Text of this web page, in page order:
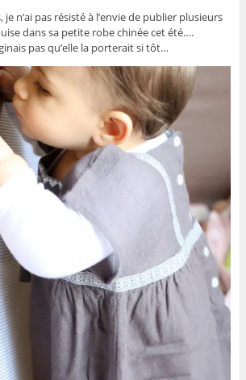
je n’ai pas résisté à l’envie de publier plusieurs
dans sa petite robe chinée cet été….
pas qu’elle la porterait si tôt…